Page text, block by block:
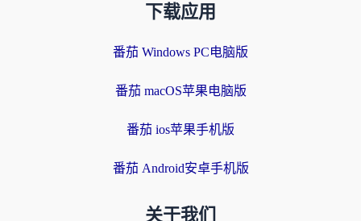
下载应用
番茄 Windows PC电脑版
番茄 macOS苹果电脑版
番茄 ios苹果手机版
番茄 Android安卓手机版
关于我们